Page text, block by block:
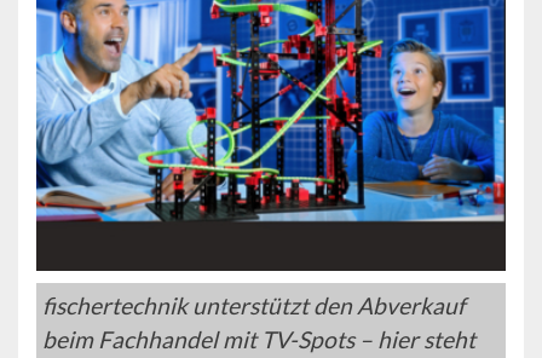
fischertechnik unterstützt den Abverkauf
beim Fachhandel mit TV-Spots – hier steht